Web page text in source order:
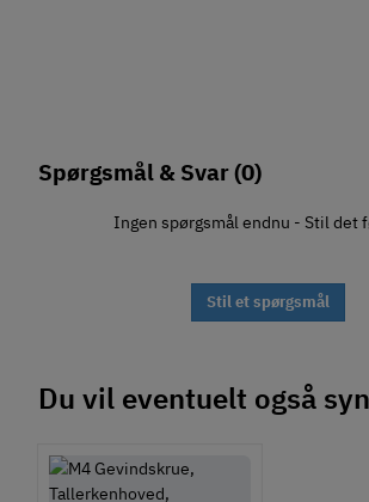
Spørgsmål & Svar(0)
Ingen spørgsmål endnu - Stil det
Stil et spørgsmål
Du vil eventuelt også